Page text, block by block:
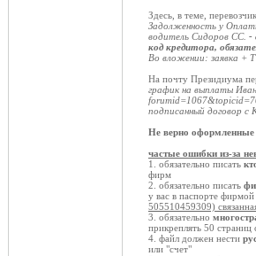
Здесь, в теме,
Задолженность у
водитель Сидоров СС. -
код кредитора,
Во вложении: заявка +
На почту Президиума
график на выплаты
подписанный договор с
Не верно оформленные
частые ошибки из-за
1. обязательно писать
фирм
2. обязательно писать
у вас в паспорте
505510459309)
3. обязательно
прикреплять 50
4. файл должен нести
или "счет"